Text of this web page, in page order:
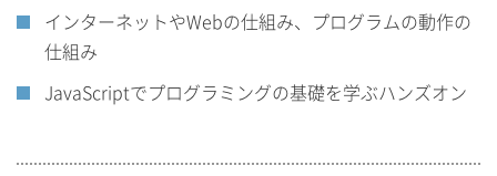
インターネットやWebの仕組み、プログラムの動作の
仕組み
JavaScriptでプログラミングの基礎を学ぶハンズオン